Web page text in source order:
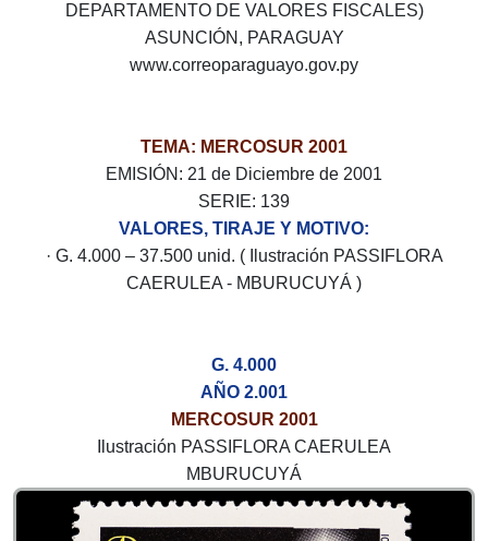
DEPARTAMENTO DE VALORES FISCALES)
ASUNCIÓN, PARAGUAY
www.correoparaguayo.gov.py
TEMA: MERCOSUR 2001
EMISIÓN: 21 de Diciembre de 2001
SERIE: 139
VALORES, TIRAJE Y MOTIVO:
· G. 4.000 – 37.500 unid. ( Ilustración PASSIFLORA
CAERULEA - MBURUCUYÁ )
G. 4.000
AÑO 2.001
MERCOSUR 2001
Ilustración PASSIFLORA CAERULEA
MBURUCUYÁ